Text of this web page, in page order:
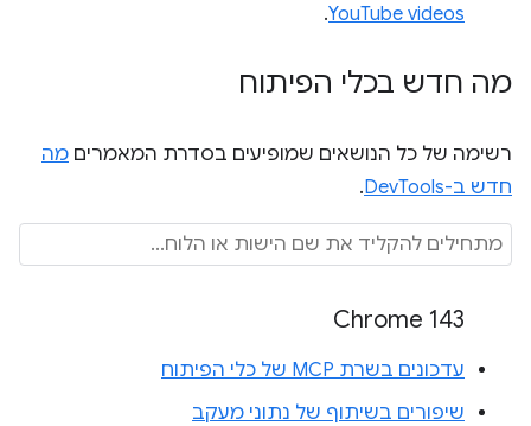
YouTube videos
.
מה חדש בכלי הפיתוח
רשימה של כל הנושאים שמופיעים בסדרת המאמרים מה
חדש ב-DevTools
.
Chrome 143
עדכונים בשרת MCP של כלי הפיתוח
שיפורים בשיתוף של נתוני מעקב